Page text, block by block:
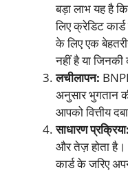
बड़ा लाभ यह है
लिए क्रेडिट
के लिए एक
नहीं है या
लचीलापन:
अनुसार भुगतान
आपको वित्तीय
साधारण प्रक्रिया:
और तेज़ होता
कार्ड के जरिए